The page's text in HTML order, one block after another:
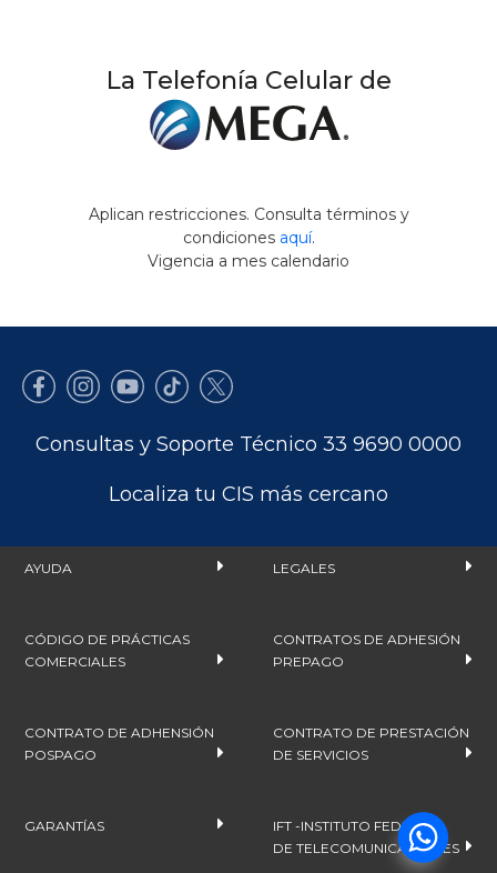
La Telefonía Celular de
Aplican restricciones. Consulta términos y
condiciones aquí.
Vigencia a mes calendario
Consultas y Soporte Técnico 33 9690 0000
Localiza tu CIS más cercano
AYUDA LEGALES
CÓDIGO DE PRÁCTICAS
COMERCIALES
CONTRATOS DE ADHESIÓN
PREPAGO
CONTRATO DE ADHENSIÓN
POSPAGO
CONTRATO DE PRESTACIÓN
DE SERVICIOS
GARANTÍAS
IFT -INSTITUTO FEDERAL
DE TELECOMUNICACIONES